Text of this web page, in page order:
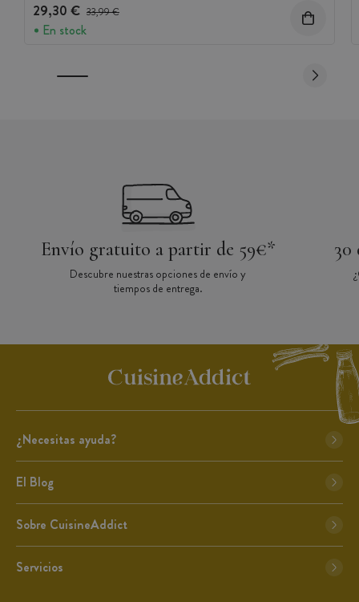
29,30 € Precio antes del descuento
33,99 €
En stock
Envío gratuito a partir de 59€*
Descubre nuestras opciones de envío y
tiempos de entrega.
30
¿Necesitas ayuda?
El Blog
Sobre CuisineAddict
Servicios